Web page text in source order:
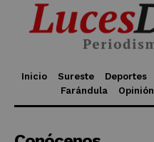
Inicio Sureste Deportes
Farándula
Opinión